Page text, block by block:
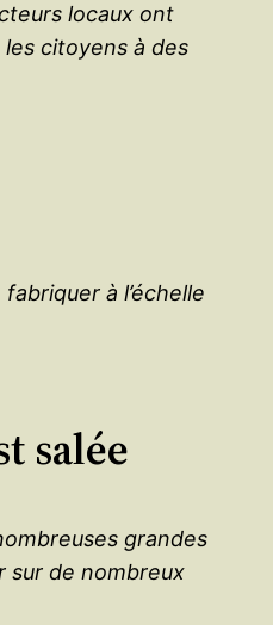
locaux ont
citoyens à des
à l’échelle
salée
grandes
sur de nombreux